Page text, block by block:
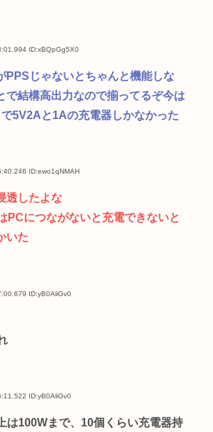
ID:xBQpGg5X0
PPSじゃないとちゃんと機能しな
で結構高出力なので揃ってるぞ今は
5V2Aと1Aの充電器しかなかった
ID:ewo1qNMAH
透したよな
PCにつながないと充電できないと
いた
ID:yB0AliGv0
ID:yB0AliGv0
は100Wまで、10個くらい充電器持